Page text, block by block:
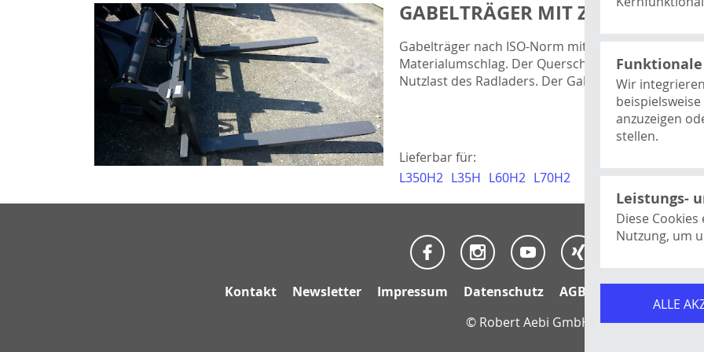
GABELTRÄGER MIT ZINKEN
Gabelträger nach ISO-Norm mit Gabelrahmen.
Materialumschlag. Der Querschnitt der
Nutzlast des Radladers. Der Gabelzinkenabstand
Lieferbar für:
L350H2 L35H L60H2 L70H2
Dieses
Session und
Funktionale
Wir
anzuzeigen
stellen.
Dies ist ein
verwendet
Dient als
Leistungs-
Diese
Nutzung, um
Conversions.
Google Ads
Erlaubt die
Ads besser zu
ALLE
Kontakt Newsletter Impressum Datenschutz AGB
© Robert Aebi GmbH